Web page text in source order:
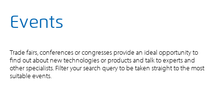
Events
Trade fairs, conferences or congresses provide an ideal opportunity to
find out about new technologies or products and talk to experts and
other specialists. Filter your search query to be taken straight to the most
suitable events.